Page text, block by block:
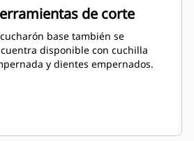
de corte
base también se
disponible con cuchilla
y dientes empernados.